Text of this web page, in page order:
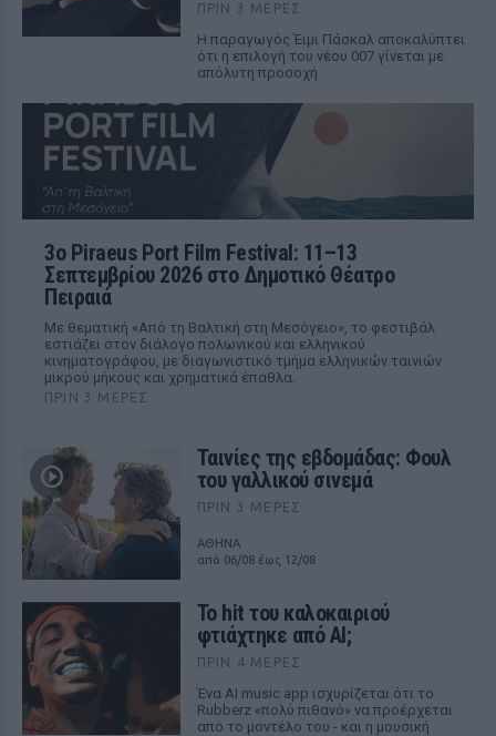
ΠΡΙΝ 3 ΜΈΡΕΣ
Η παραγωγός Έιμι Πάσκαλ αποκαλύπτει
ότι η επιλογή του νέου 007 γίνεται με
απόλυτη προσοχή
3ο Piraeus Port Film Festival: 11–13
Σεπτεμβρίου 2026 στο Δημοτικό Θέατρο
Πειραιά
Με θεματική «Από τη Βαλτική στη Μεσόγειο», το φεστιβάλ
εστιάζει στον διάλογο πολωνικού και ελληνικού
κινηματογράφου, με διαγωνιστικό τμήμα ελληνικών ταινιών
μικρού μήκους και χρηματικά έπαθλα.
ΠΡΙΝ 3 ΜΈΡΕΣ
Ταινίες της εβδομάδας: Φουλ
του γαλλικού σινεμά
ΠΡΙΝ 3 ΜΈΡΕΣ
ΑΘΗΝΑ
από 06/08 έως 12/08
Το hit του καλοκαιριού
φτιάχτηκε από AI;
ΠΡΙΝ 4 ΜΈΡΕΣ
Ένα AI music app ισχυρίζεται ότι το
Rubberz «πολύ πιθανό» να προέρχεται
από το μοντέλο του - και η μουσική